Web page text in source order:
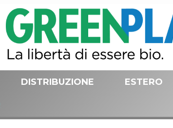
DISTRIBUZIONE ESTERO